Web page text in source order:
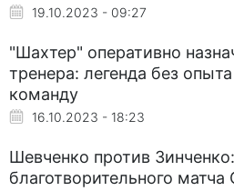
19.10.2023 - 09:27
"Шахтер" оперативно
тренера: легенда без
команду
16.10.2023 - 18:23
Шевченко против
благотворительного матча